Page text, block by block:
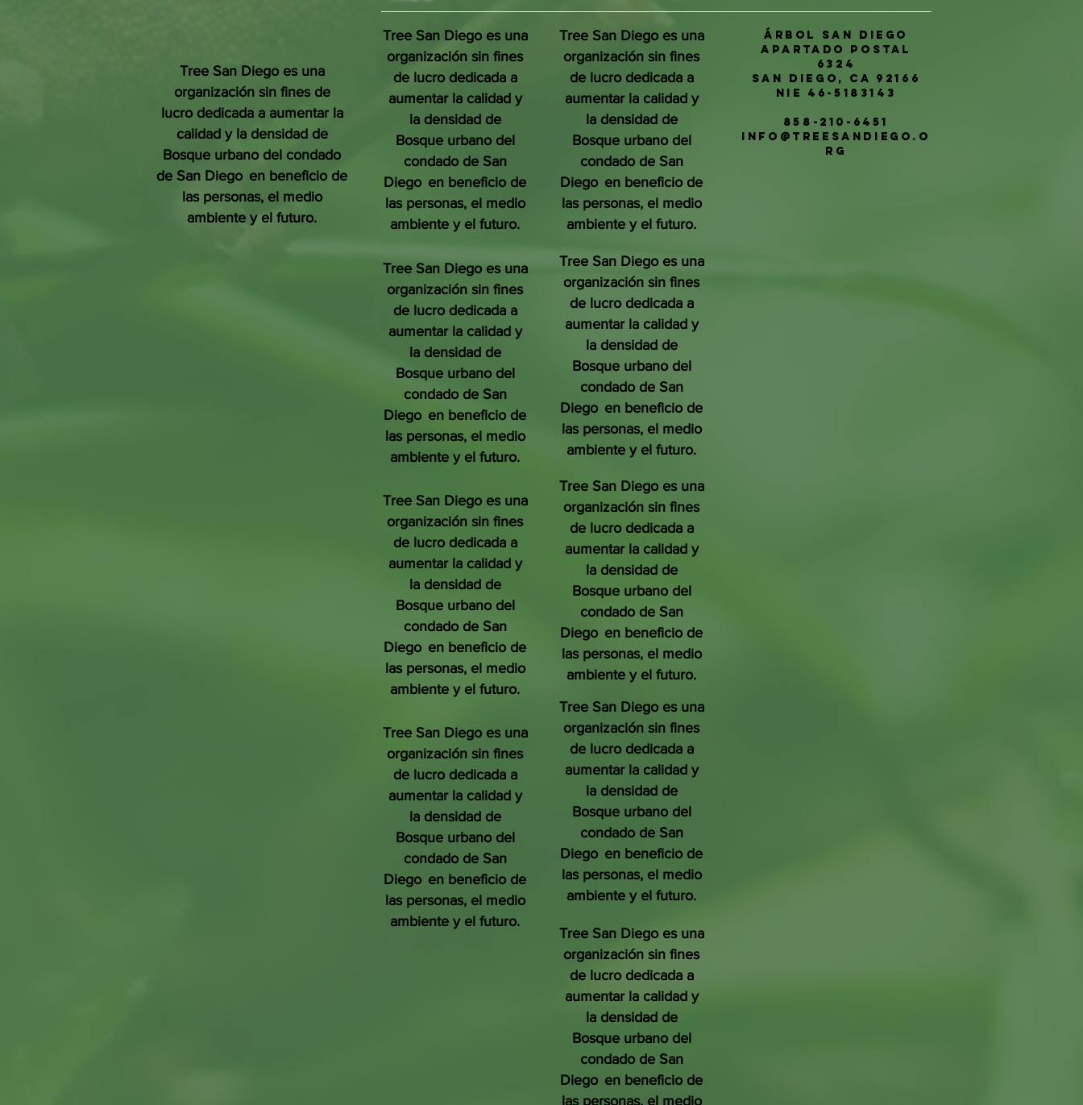
Tree San Diego es una
organización sin fines de
lucro dedicada a aumentar la
calidad y la densidad de
Bosque urbano del condado
de San Diego en beneficio de
las personas, el medio
ambiente y el futuro.
Tree San Diego es una
organización sin fines
de lucro dedicada a
aumentar la calidad y
la densidad de
Bosque urbano del
condado de San
Diego en beneficio de
las personas, el medio
ambiente y el futuro.
Tree San Diego es una
organización sin fines
de lucro dedicada a
aumentar la calidad y
la densidad de
Bosque urbano del
condado de San
Diego en beneficio de
las personas, el medio
ambiente y el futuro.
Tree San Diego es una
organización sin fines
de lucro dedicada a
aumentar la calidad y
la densidad de
Bosque urbano del
condado de San
Diego en beneficio de
las personas, el medio
ambiente y el futuro.
Tree San Diego es una
organización sin fines
de lucro dedicada a
aumentar la calidad y
la densidad de
Bosque urbano del
condado de San
Diego en beneficio de
las personas, el medio
ambiente y el futuro.
Tree San Diego es una
organización sin fines
de lucro dedicada a
aumentar la calidad y
la densidad de
Bosque urbano del
condado de San
Diego en beneficio de
las personas, el medio
ambiente y el futuro.
Tree San Diego es una
organización sin fines
de lucro dedicada a
aumentar la calidad y
la densidad de
Bosque urbano del
condado de San
Diego en beneficio de
las personas, el medio
ambiente y el futuro.
Tree San Diego es una
organización sin fines
de lucro dedicada a
aumentar la calidad y
la densidad de
Bosque urbano del
condado de San
Diego en beneficio de
las personas, el medio
ambiente y el futuro.
Tree San Diego es una
organización sin fines
de lucro dedicada a
aumentar la calidad y
la densidad de
Bosque urbano del
condado de San
Diego en beneficio de
las personas, el medio
ambiente y el futuro.
Tree San Diego es una
organización sin fines
de lucro dedicada a
aumentar la calidad y
la densidad de
Bosque urbano del
condado de San
Diego en beneficio de
las personas, el medio
Árbol San Diego
Apartado postal
6324
San Diego, CA 92166
NIE 46-5183143
858-210-6451
info@treesandiego.o
rg